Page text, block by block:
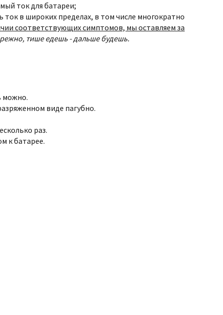
ток для батареи;
в широких пределах, в том числе многократно
соответствующих симптомов, мы оставляем за
тише едешь - дальше будешь.
можно.
виде пагубно.
раз.
к батарее.